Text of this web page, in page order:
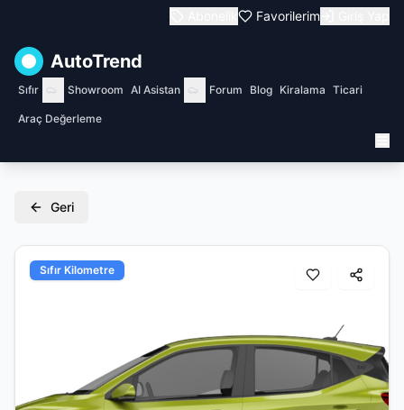
Favorilerim
AutoTrend
Sıfır Showroom AI Asistan Forum Blog Kiralama Ticari
Araç Değerleme
Geri
Sıfır Kilometre